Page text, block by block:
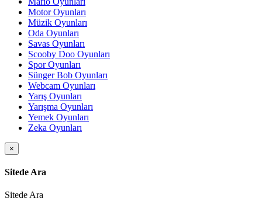
Motor Oyunları
Müzik Oyunları
Oda Oyunları
Savas Oyunları
Scooby Doo Oyunları
Spor Oyunları
Sünger Bob Oyunları
Webcam Oyunları
Yarış Oyunları
Yarışma Oyunları
Yemek Oyunları
Zeka Oyunları
×
Sitede Ara
Sitede Ara